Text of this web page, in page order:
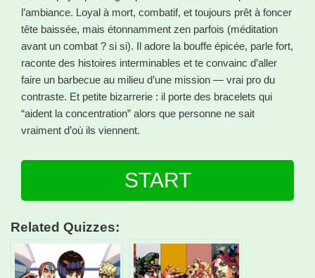
l’ambiance. Loyal à mort, combatif, et toujours prêt à foncer
tête baissée, mais étonnamment zen parfois (méditation
avant un combat ? si si). Il adore la bouffe épicée, parle fort,
raconte des histoires interminables et te convainc d’aller
faire un barbecue au milieu d’une mission — vrai pro du
contraste. Et petite bizarrerie : il porte des bracelets qui
“aident la concentration” alors que personne ne sait
vraiment d’où ils viennent.
START
Related Quizzes: